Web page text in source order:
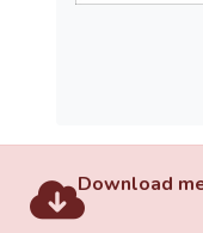
Download